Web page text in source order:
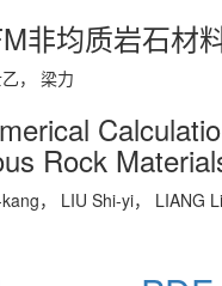
非均质岩石材
乙， 梁力
Rock
kang， LIU Shi-yi，